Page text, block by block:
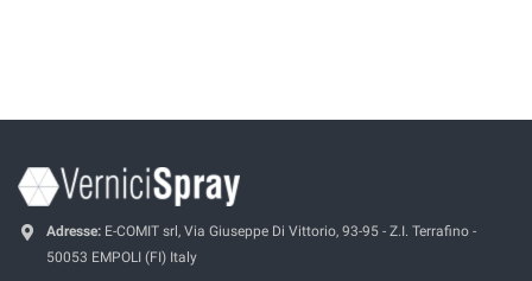
Adresse: E-COMIT srl, Via Giuseppe Di Vittorio, 93-95 - Z.I. Terrafino -
50053 EMPOLI (FI) Italy